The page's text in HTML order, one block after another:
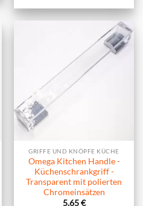
GRIFFE UND KNÖPFE KÜCHE
Omega Kitchen Handle -
Küchenschrankgriff -
Transparent mit polierten
Chromeinsätzen
5,65€